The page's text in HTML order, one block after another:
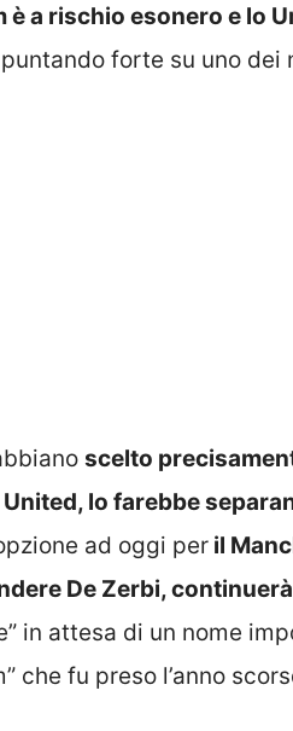
è a rischio esonero e lo
puntando forte su uno
scelto
lo farebbe
ad oggi per il
De Zerbi,
in attesa di un nome
che fu preso l’anno